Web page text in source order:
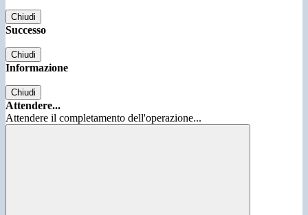
Chiudi
Successo
Chiudi
Informazione
Chiudi
Attendere...
Attendere il completamento dell'operazione...